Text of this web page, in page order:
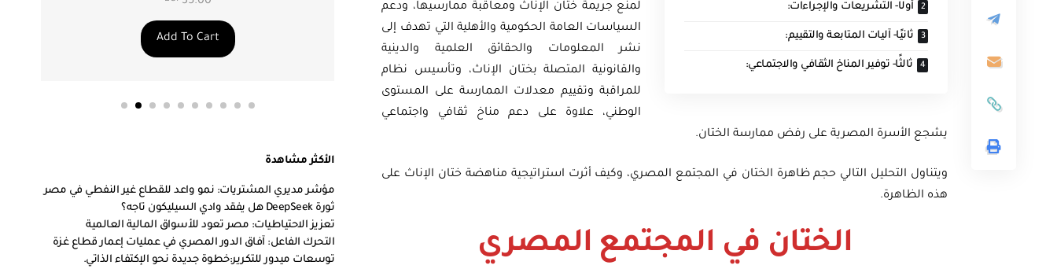
أولًا- التشريعات والإجراءات:
ثانيًا- آليات المتابعة والتقييم:
ثالثًا- توفير المناخ الثقافي والاجتماعي:
لمنع جريمة ختان الإناث ومعاقبة ممارسيها، ودعم
السياسات العامة الحكومية والأهلية التي تهدف إلى
نشر المعلومات والحقائق العلمية والدينية
والقانونية المتصلة بختان الإناث، وتأسيس نظام
للمراقبة وتقييم معدلات الممارسة على المستوى
الوطني، علاوة على دعم مناخ ثقافي واجتماعي
يشجع الأسرة المصرية على رفض ممارسة الختان.
ويتناول التحليل التالي حجم ظاهرة الختان في المجتمع المصري، وكيف أثرت استراتيجية مناهضة ختان الإناث على
هذه الظاهرة.
الختان في المجتمع المصري
Add To Cart Add To Cart
الأكثر مشاهدة
مؤشر مديري المشتريات: نمو واعد للقطاع غير النفطي في مصر
ثورة DeepSeek هل يفقد وادي السيليكون تاجه؟
تعزيز الاحتياطيات: مصر تعود للأسواق المالية العالمية
التحرك الفاعل: آفاق الدور المصري في عمليات إعمار قطاع غزة
توسعات ميدور للتكرير:خطوة جديدة نحو الإكتفاء الذاتي.